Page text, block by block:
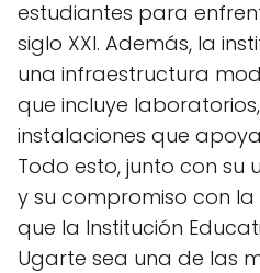
estudiantes para
siglo XXI. Además, la
una infraestructura
que incluye
instalaciones que
Todo esto, junto con su
y su compromiso con
que la Institución
Ugarte sea una de las